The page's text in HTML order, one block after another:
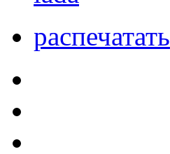
распечатать